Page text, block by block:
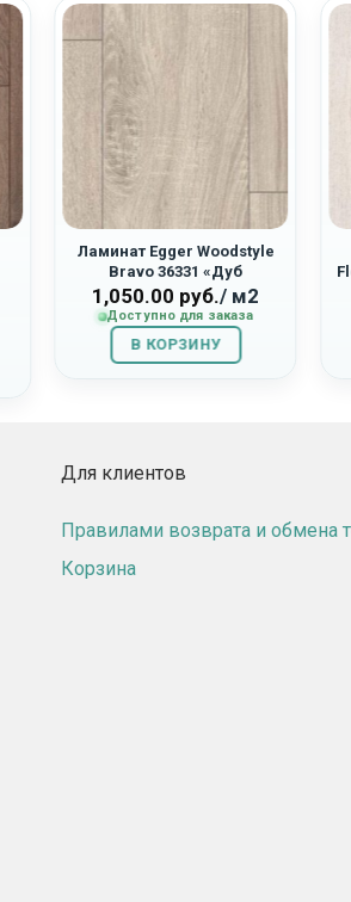
Ламинат Egger Woodstyle
Bravo 36331 «Дуб
Виктория»
1,050.00 руб./ м2
Доступно для заказа
В КОРЗИНУ
Для клиентов
Правилами возврата и обмена
Корзина